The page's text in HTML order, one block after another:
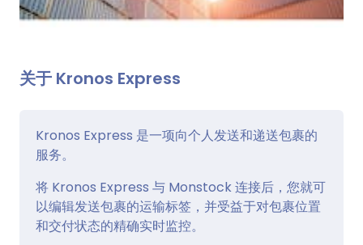
关于 Kronos Express
Kronos Express 是一项向个人发送和递送包裹的
服务。
将 Kronos Express 与 Monstock 连接后，您就可
以编辑发送包裹的运输标签，并受益于对包裹位置
和交付状态的精确实时监控。